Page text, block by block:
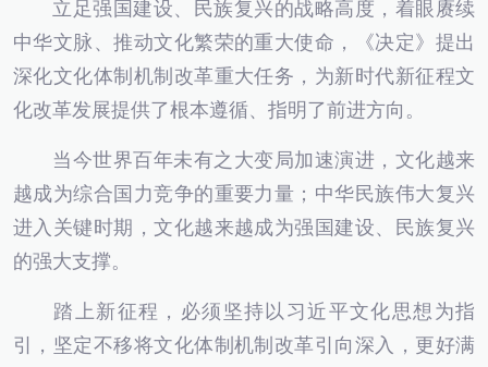
立足强国建设、民族复兴的战略高度，着眼赓续
中华文脉、推动文化繁荣的重大使命，《决定》提出
深化文化体制机制改革重大任务，为新时代新征程文
化改革发展提供了根本遵循、指明了前进方向。
当今世界百年未有之大变局加速演进，文化越来
越成为综合国力竞争的重要力量；中华民族伟大复兴
进入关键时期，文化越来越成为强国建设、民族复兴
的强大支撑。
踏上新征程，必须坚持以习近平文化思想为指
引，坚定不移将文化体制机制改革引向深入，更好满